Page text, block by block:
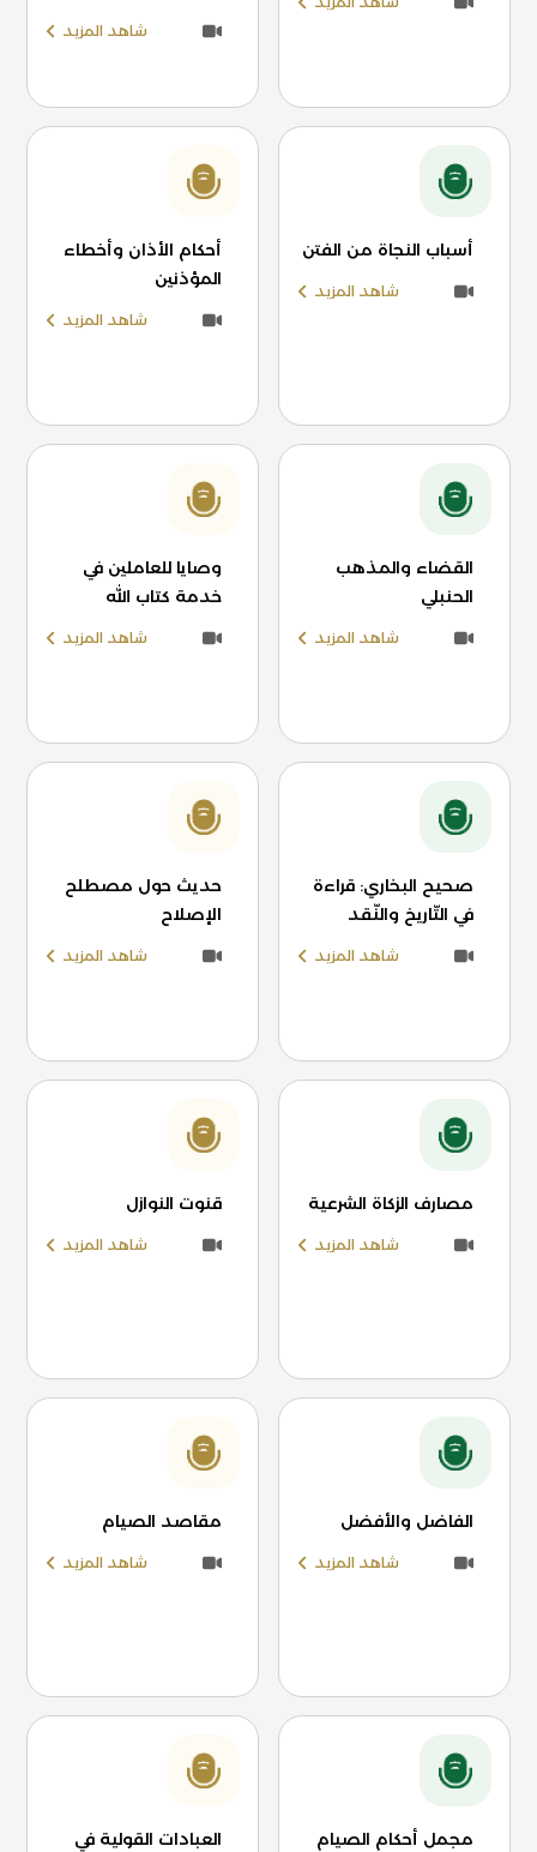
شاهد المزيد
أسباب النجاة من الفتن
شاهد المزيد
أحكام الأذان وأخطاء
المؤذنين
شاهد المزيد
القضاء والمذهب
الحنبلي
شاهد المزيد
وصايا للعاملين في
خدمة كتاب الله
شاهد المزيد
صحيح البخاري: قراءة
في التّاريخ والنّقد
شاهد المزيد
حديث حول مصطلح
الإصلاح
شاهد المزيد
مصارف الزكاة الشرعية
شاهد المزيد
قنوت النوازل
شاهد المزيد
الفاضل والأفضل
شاهد المزيد
مقاصد الصيام
شاهد المزيد
مجمل أحكام الصيام
العبادات القولية في